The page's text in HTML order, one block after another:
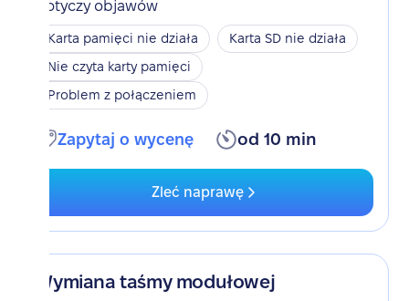
Dotyczy objawów
Karta pamięci nie działa
Karta SD nie działa
Nie czyta karty pamięci
Problem z połączeniem
Zapytaj o wycenę od 10 min
Zleć naprawę
Wymiana taśmy modułowej